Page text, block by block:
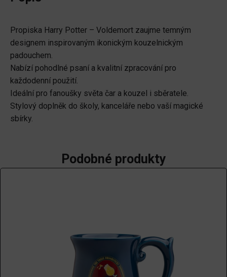
Propiska Harry Potter – Voldemort zaujme temným
designem inspirovaným ikonickým kouzelnickým
padouchem.
Nabízí pohodlné psaní a kvalitní zpracování pro
každodenní použití.
Ideální pro fanoušky světa čar a kouzel i sběratele.
Stylový doplněk do školy, kanceláře nebo vaší magické
sbírky.
Podobné produkty